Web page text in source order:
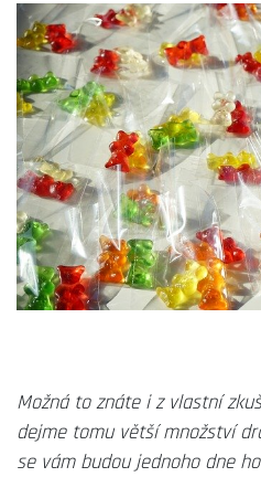
Možná to znáte i z vlastní
dejme tomu větší množství
se vám budou jednoho dne